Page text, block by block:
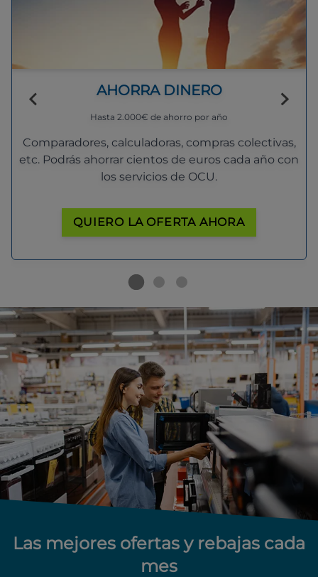
AHORRA DINERO
Hasta 2.000€ de ahorro por año
Comparadores, calculadoras, compras colectivas,
etc. Podrás ahorrar cientos de euros cada año con
los servicios de OCU.
QUIERO LA OFERTA AHORA
Las mejores ofertas y rebajas cada
mes